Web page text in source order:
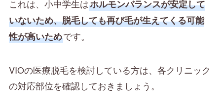
これは、小中学生はホルモンバランスが安定して
いないため、脱毛しても再び毛が生えてくる可能
性が高いためです。
VIOの医療脱毛を検討している方は、各クリニック
の対応部位を確認しておきましょう。